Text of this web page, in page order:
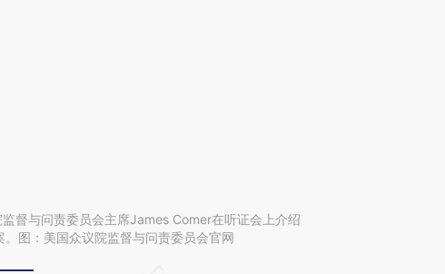
督与问责委员会主席James Comer在听证会上介绍
。图：美国众议院监督与问责委员会官网